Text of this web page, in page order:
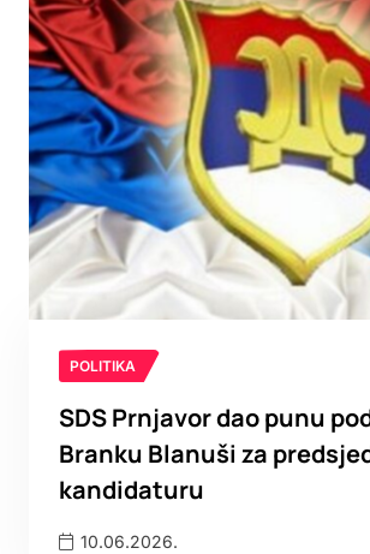
POLITIKA
SDS Prnjavor dao punu
Branku Blanuši za
kandidaturu
10.06.2026.